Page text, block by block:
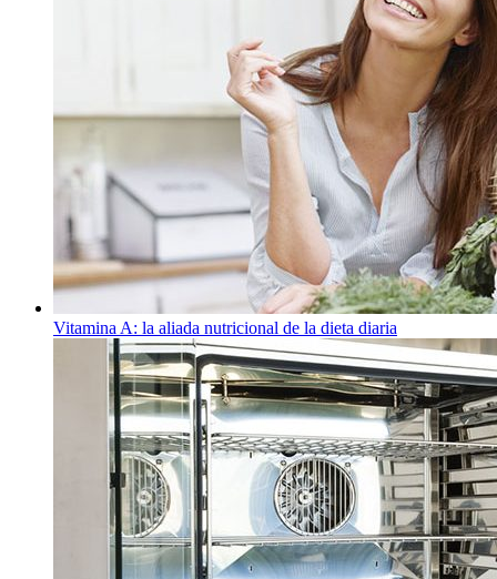
Vitamina A: la aliada nutricional de la dieta diaria